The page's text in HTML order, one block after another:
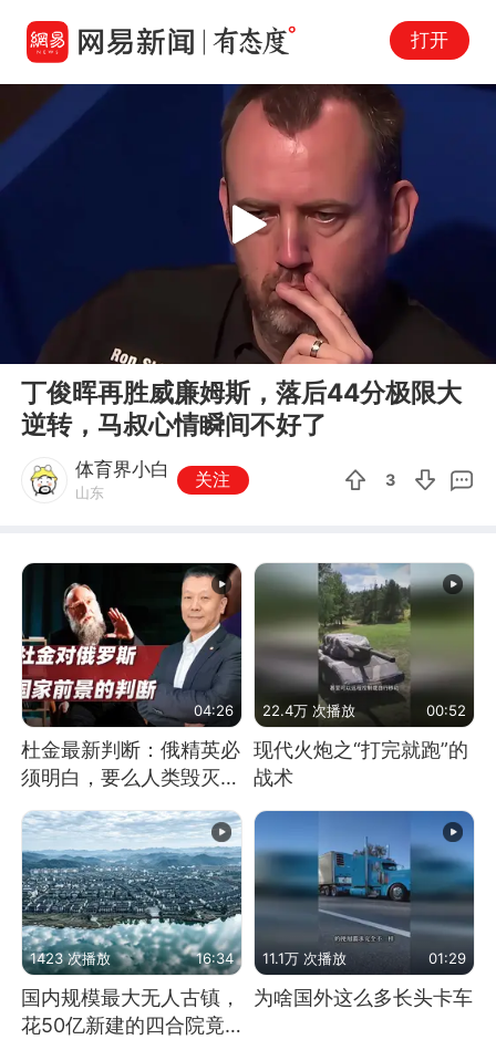
打开
Play
丁俊晖再胜威廉姆斯，落后44分极限大
逆转，马叔心情瞬间不好了
体育界小白
山东
关注 3
04:26
杜金最新判断：俄精英必
须明白，要么人类毁灭，
要么俄毁灭
22.4万 次播放 00:52
现代火炮之“打完就跑”的
战术
1423 次播放 16:34
国内规模最大无人古镇，
花50亿新建的四合院竟
11.1万 次播放 01:29
为啥国外这么多长头卡车